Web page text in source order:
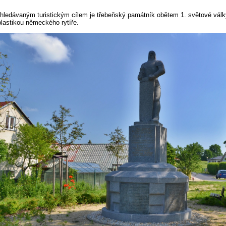
turistickým cílem je třebeňský památník obětem 1. světové
německého rytíře.